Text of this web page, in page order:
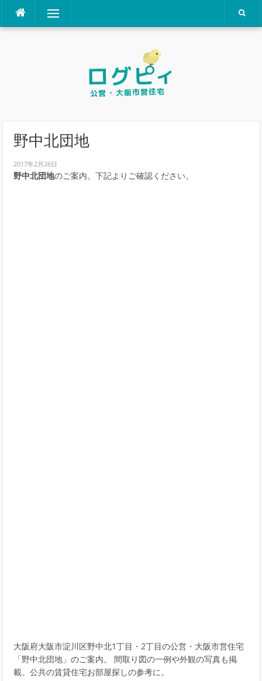
テ
メニュー
野中北団地
2017年2月26日
野中北団地のご案内。下記よりご確認ください。
大阪府大阪市淀川区野中北1丁目・2丁目の公営・大阪市営住宅
「野中北団地」のご案内。 間取り図の一例や外観の写真も掲
載。公共の賃貸住宅お部屋探しの参考に。